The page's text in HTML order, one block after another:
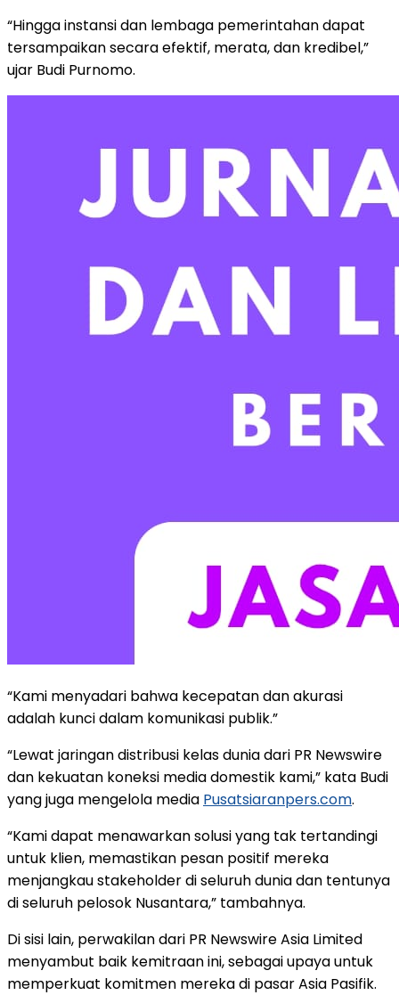
“Hingga instansi dan lembaga pemerintahan dapat
tersampaikan secara efektif, merata, dan kredibel,”
ujar Budi Purnomo.
“Kami menyadari bahwa kecepatan dan akurasi
adalah kunci dalam komunikasi publik.”
“Lewat jaringan distribusi kelas dunia dari PR Newswire
dan kekuatan koneksi media domestik kami,” kata Budi
yang juga mengelola media Pusatsiaranpers.com.
“Kami dapat menawarkan solusi yang tak tertandingi
untuk klien, memastikan pesan positif mereka
menjangkau stakeholder di seluruh dunia dan tentunya
di seluruh pelosok Nusantara,” tambahnya.
Di sisi lain, perwakilan dari PR Newswire Asia Limited
menyambut baik kemitraan ini, sebagai upaya untuk
memperkuat komitmen mereka di pasar Asia Pasifik.